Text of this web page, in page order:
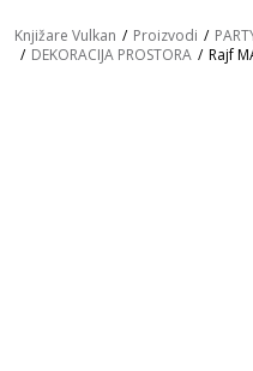
Knjižare Vulkan Proizvodi
DEKORACIJA PROSTORA
Rajf